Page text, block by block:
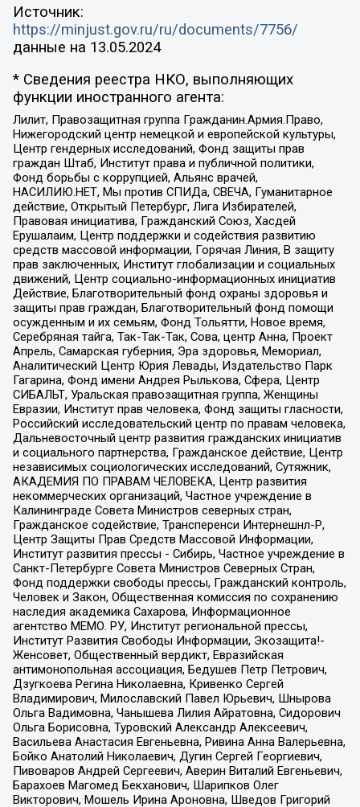
Источник:
https://minjust.gov.ru/ru/documents/7756/
данные на 13.05.2024
* Сведения реестра НКО, выполняющих
функции иностранного агента:
Лилит, Правозащитная группа Гражданин.Армия.Право,
Нижегородский центр немецкой и европейской культуры,
Центр гендерных исследований, Фонд защиты прав
граждан Штаб, Институт права и публичной политики,
Фонд борьбы с коррупцией, Альянс врачей,
НАСИЛИЮ.НЕТ, Мы против СПИДа, СВЕЧА, Гуманитарное
действие, Открытый Петербург, Лига Избирателей,
Правовая инициатива, Гражданский Союз, Хасдей
Ерушалаим, Центр поддержки и содействия развитию
средств массовой информации, Горячая Линия, В защиту
прав заключенных, Институт глобализации и социальных
движений, Центр социально-информационных инициатив
Действие, Благотворительный фонд охраны здоровья и
защиты прав граждан, Благотворительный фонд помощи
осужденным и их семьям, Фонд Тольятти, Новое время,
Серебряная тайга, Так-Так-Так, Сова, центр Анна, Проект
Апрель, Самарская губерния, Эра здоровья, Мемориал,
Аналитический Центр Юрия Левады, Издательство Парк
Гагарина, Фонд имени Андрея Рылькова, Сфера, Центр
СИБАЛЬТ, Уральская правозащитная группа, Женщины
Евразии, Институт прав человека, Фонд защиты гласности,
Российский исследовательский центр по правам человека,
Дальневосточный центр развития гражданских инициатив
и социального партнерства, Гражданское действие, Центр
независимых социологических исследований, Сутяжник,
АКАДЕМИЯ ПО ПРАВАМ ЧЕЛОВЕКА, Центр развития
некоммерческих организаций, Частное учреждение в
Калининграде Совета Министров северных стран,
Гражданское содействие, Трансперенси Интернешнл-Р,
Центр Защиты Прав Средств Массовой Информации,
Институт развития прессы - Сибирь, Частное учреждение в
Санкт-Петербурге Совета Министров Северных Стран,
Фонд поддержки свободы прессы, Гражданский контроль,
Человек и Закон, Общественная комиссия по сохранению
наследия академика Сахарова, Информационное
агентство МЕМО. РУ, Институт региональной прессы,
Институт Развития Свободы Информации, Экозащита!-
Женсовет, Общественный вердикт, Евразийская
антимонопольная ассоциация, Бедушев Петр Петрович,
Дзугкоева Регина Николаевна, Кривенко Сергей
Владимирович, Милославский Павел Юрьевич, Шнырова
Ольга Вадимовна, Чанышева Лилия Айратовна, Сидорович
Ольга Борисовна, Туровский Александр Алексеевич,
Васильева Анастасия Евгеньевна, Ривина Анна Валерьевна,
Бойко Анатолий Николаевич, Дугин Сергей Георгиевич,
Пивоваров Андрей Сергеевич, Аверин Виталий Евгеньевич,
Барахоев Магомед Бекханович, Шарипков Олег
Викторович, Мошель Ирина Ароновна, Шведов Григорий